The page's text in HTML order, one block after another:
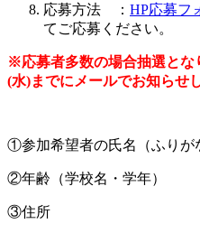
応募方法 ： HP応募フ
てご応募ください。
※応募者多数の場合抽選とな
(水)までにメールでお知らせ
①参加希望者の氏名（ふりが
②年齢（学校名・学年）
③住所